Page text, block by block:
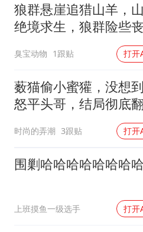
狼群悬崖追猎山羊，
绝境求生，狼群险些
臭宝动物 1跟贴 打开
薮猫偷小蜜獾，没想
怒平头哥，结局彻底
时尚的弄潮 3跟贴 打开
围剿哈哈哈哈哈哈哈
上班摸鱼一级选手 打开